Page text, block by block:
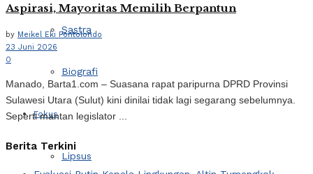
Sastra
Biografi
Fokus
Lipsus
Aspirasi, Mayoritas Memilih Berpantun
by Meikel Eki Pontolondo
23 Juni 2026
0
Manado, Barta1.com – Suasana rapat paripurna DPRD Provinsi
Sulawesi Utara (Sulut) kini dinilai tidak lagi segarang sebelumnya.
Seperti mantan legislator ...
Berita Terkini